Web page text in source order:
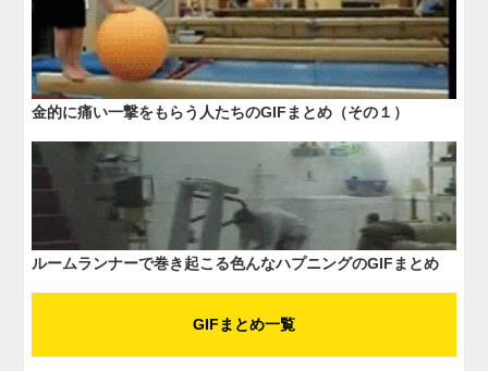
金的に痛い一撃をもらう人たちのGIFまとめ（その１）
ルームランナーで巻き起こる色んなハプニングのGIFまとめ
GIFまとめ一覧